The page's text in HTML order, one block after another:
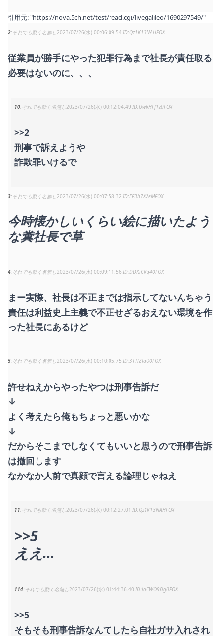
引用元: "https://nova.5ch.net/test/read.cgi/livegalileo/1690297549/"
2 それでも動く名無し 2023/07/26(水) 00:06:09.54 Qz1K13NAHFOX
従業員が勝手にやった犯罪行為まで社長が責任取る
必要はないのに、、、
10 それでも動く名無し 2023/07/26(水) 00:12:04.49 UwbHFf1z0FOX
>>2
刑事で訴えようや
詐欺罪いけるで
3 それでも動く名無し 2023/07/26(水) 00:07:58.32 EF3h7X2eMFOX
今時懐かしいくらい絵に描いたよう
な糞社長で草
4 それでも動く名無し 2023/07/26(水) 00:09:11.56 DDKiCKq40FOX
まー実際、社長は不正までは指示してないんちゃう
責任は利益史上主義で不正せざるおえない環境を作
った社長にあるけど
5 それでも動く名無し 2023/07/26(水) 00:10:05.75 3TTlZTaO0FOX
許せねえからやったやつは刑事告訴だ
↓
よく考えたら俺もちょっと悪いかな
↓
だからそこまでしなくてもいいと思うので刑事告訴
は撤回します
なかなか人前で真顔で言える論理じゃねえ
11 それでも動く名無し 2023/07/26(水) 00:12:27.01 Qz1K13NAHFOX
>>5
ええ…
114 それでも動く名無し 2023/07/26(水) 01:44:36.40 iaCWO9Dg0FOX
>>5
そもそも刑事告訴なんてしたら自社ガサ入れされ